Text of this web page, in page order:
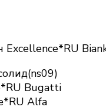
Bugatti
Alfa